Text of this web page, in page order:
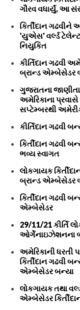
ગૌરવ વધાર્યું, આ
કિર્તીદાન ગઢવીને
'યુએસ' વર્લ્ડ
નિયુકિત
કીર્તિદાન ગઢવી
બ્રાન્ડ એમ્બેસેડર
ગુજરાતના જાણીતા
અમેરિકાના
સપ્ટેમ્બરથી
કીર્તિદાન ગઢવી
કિર્તીદાન ગઢવી
ભવ્ય સ્વાગત
લોકગાયક
બ્રાન્ડ એમ્બેસેડર
કિર્તીદાન ગઢવી
એમ્બેસેડર
29/11/21 કીર્તિ
ઓર્ગેનાઇઝેશનના
અમેરિકાની ધરતી
કિર્તીદાન ગઢવી
એમ્બેસેડર બન્યા
લોકગાયક તથા
એમ્બેસેડર